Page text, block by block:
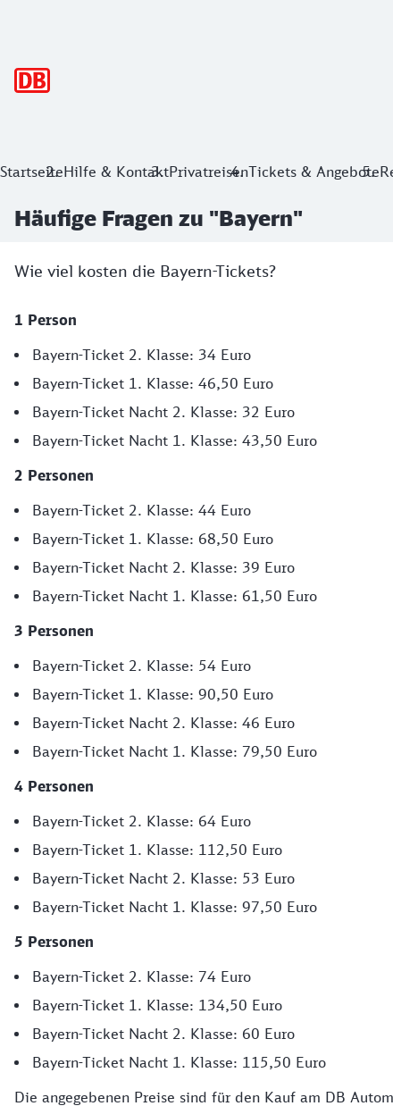
StartseiteHilfe & KontaktPrivatreisenTickets & Angebote
Häufige Fragen zu "Bayern"
Wie viel kosten die Bayern-Tickets?
1 Person
Bayern-Ticket 2. Klasse: 34 Euro
Bayern-Ticket 1. Klasse: 46,50 Euro
Bayern-Ticket Nacht 2. Klasse: 32 Euro
Bayern-Ticket Nacht 1. Klasse: 43,50 Euro
2 Personen
Bayern-Ticket 2. Klasse: 44 Euro
Bayern-Ticket 1. Klasse: 68,50 Euro
Bayern-Ticket Nacht 2. Klasse: 39 Euro
Bayern-Ticket Nacht 1. Klasse: 61,50 Euro
3 Personen
Bayern-Ticket 2. Klasse: 54 Euro
Bayern-Ticket 1. Klasse: 90,50 Euro
Bayern-Ticket Nacht 2. Klasse: 46 Euro
Bayern-Ticket Nacht 1. Klasse: 79,50 Euro
4 Personen
Bayern-Ticket 2. Klasse: 64 Euro
Bayern-Ticket 1. Klasse: 112,50 Euro
Bayern-Ticket Nacht 2. Klasse: 53 Euro
Bayern-Ticket Nacht 1. Klasse: 97,50 Euro
5 Personen
Bayern-Ticket 2. Klasse: 74 Euro
Bayern-Ticket 1. Klasse: 134,50 Euro
Bayern-Ticket Nacht 2. Klasse: 60 Euro
Bayern-Ticket Nacht 1. Klasse: 115,50 Euro
Die angegebenen Preise sind für den Kauf am DB